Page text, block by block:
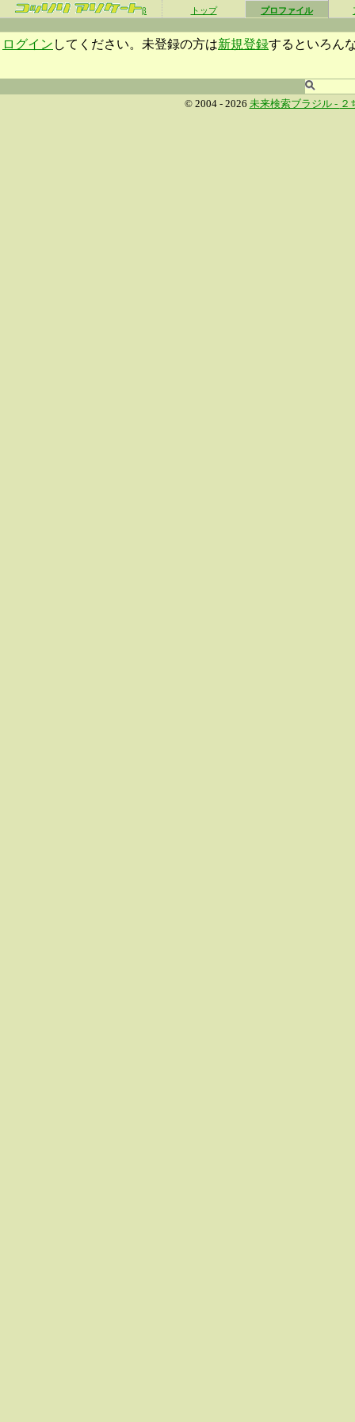
β トップ プロファイル
ログイン してください。未登録の方は新規登録するといろん
© 2004 - 2026 未来検索ブラジル - ２